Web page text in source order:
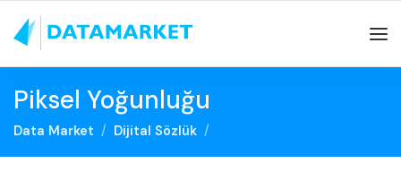
Piksel Yoğunluğu
Data Market Dijital Sözlük